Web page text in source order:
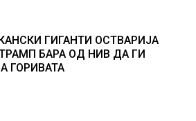
ГИГАНТИ ОСТВАРИЈА
БАРА ОД НИВ ДА ГИ
ГОРИВАТА